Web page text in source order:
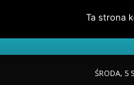
ŚRODA, 5
Ta strona